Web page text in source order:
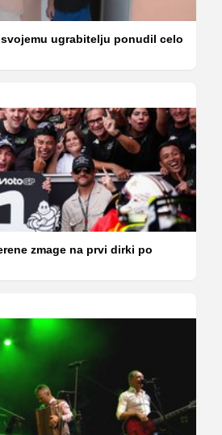
ugrabitelju ponudil celo
zmage na prvi dirki po